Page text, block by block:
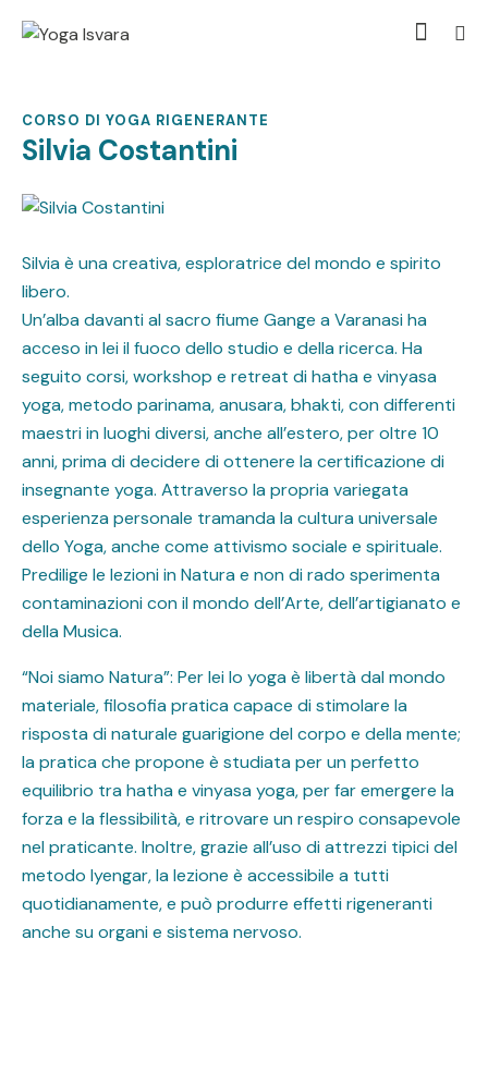
CORSO DI YOGA RIGENERANTE
Silvia Costantini
Silvia è una creativa, esploratrice del mondo e spirito
libero.
Un’alba davanti al sacro fiume Gange a Varanasi ha
acceso in lei il fuoco dello studio e della ricerca. Ha
seguito corsi, workshop e retreat di hatha e vinyasa
yoga, metodo parinama, anusara, bhakti, con differenti
maestri in luoghi diversi, anche all’estero, per oltre 10
anni, prima di decidere di ottenere la certificazione di
insegnante yoga. Attraverso la propria variegata
esperienza personale tramanda la cultura universale
dello Yoga, anche come attivismo sociale e spirituale.
Predilige le lezioni in Natura e non di rado sperimenta
contaminazioni con il mondo dell’Arte, dell’artigianato e
della Musica.
“Noi siamo Natura”: Per lei lo yoga è libertà dal mondo
materiale, filosofia pratica capace di stimolare la
risposta di naturale guarigione del corpo e della mente;
la pratica che propone è studiata per un perfetto
equilibrio tra hatha e vinyasa yoga, per far emergere la
forza e la flessibilità, e ritrovare un respiro consapevole
nel praticante. Inoltre, grazie all’uso di attrezzi tipici del
metodo Iyengar, la lezione è accessibile a tutti
quotidianamente, e può produrre effetti rigeneranti
anche su organi e sistema nervoso.